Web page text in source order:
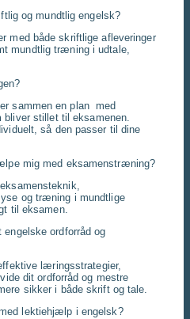
og mundtlig engelsk?
med både skriftlige afleveringer
mundtlig træning i udtale,
sammen en plan med
stillet til eksamenen.
så den passer til dine
mig med eksamenstræning?
og træning i mundtlige
til eksamen.
engelske ordforråd og
læringsstrategier,
dit ordforråd og mestre
sikker i både skrift og tale.
lektiehjælp i engelsk?